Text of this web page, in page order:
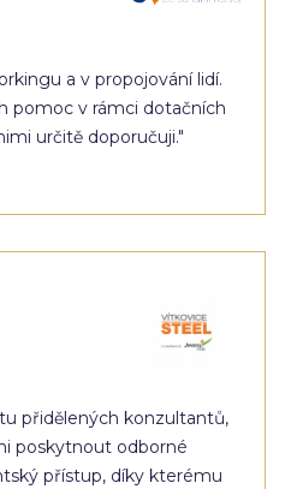
a v propojování lidí.
pomoc v rámci dotačních
určitě doporučuji."
přidělených konzultantů,
poskytnout odborné
přístup, díky kterému